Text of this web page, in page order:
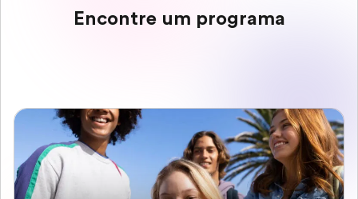
Encontre um programa